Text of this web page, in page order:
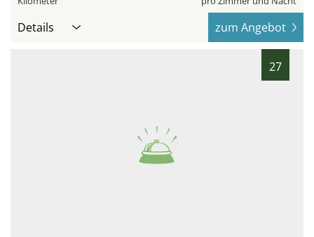
Details zum Angebot
27